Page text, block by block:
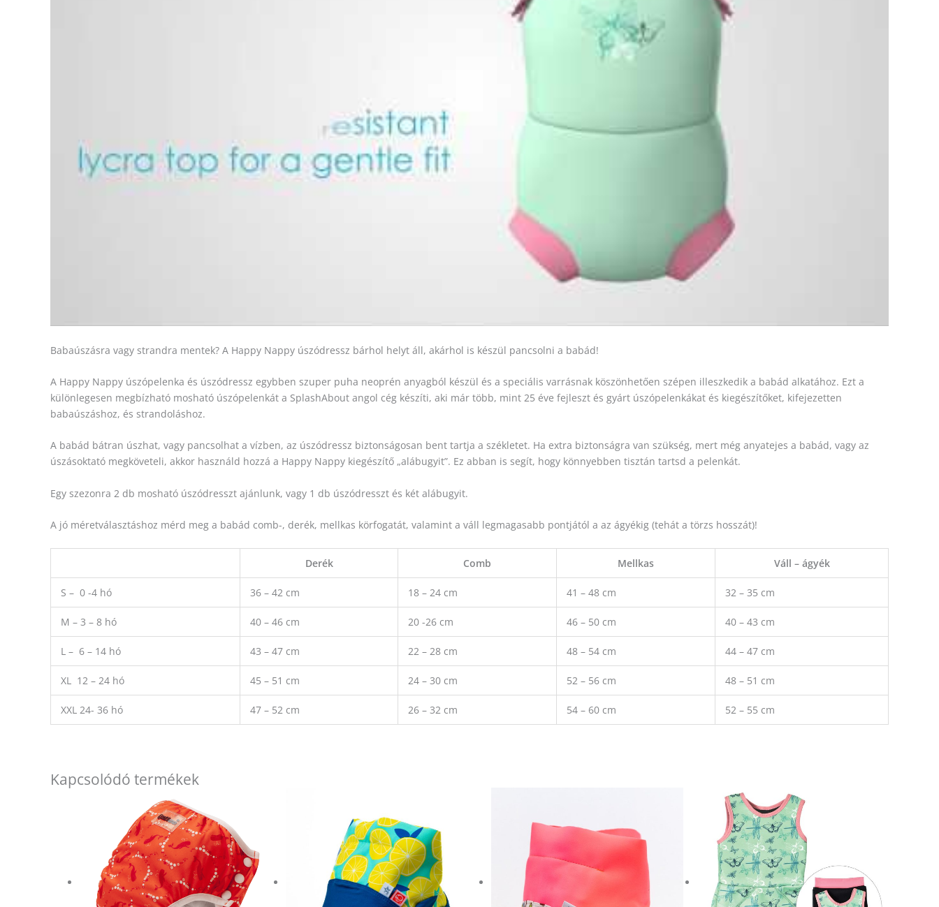
Babaúszásra vagy strandra mentek? A Happy Nappy úszódressz bárhol helyt áll, akárhol is készül pancsolni a babád!
A Happy Nappy úszópelenka és úszódressz egybben szuper puha neoprén anyagból készül és a speciális varrásnak köszönhetően szépen illeszkedik a babád alkatához. Ezt a
különlegesen megbízható mosható úszópelenkát a SplashAbout angol cég készíti, aki már több, mint 25 éve fejleszt és gyárt úszópelenkákat és kiegészítőket, kifejezetten
babaúszáshoz, és strandoláshoz.
A babád bátran úszhat, vagy pancsolhat a vízben, az úszódressz biztonságosan bent tartja a székletet. Ha extra biztonságra van szükség, mert még anyatejes a babád, vagy az
úszásoktató megköveteli, akkor használd hozzá a Happy Nappy kiegészítő „alábugyit”. Ez abban is segít, hogy könnyebben tisztán tartsd a pelenkát.
Egy szezonra 2 db mosható úszódresszt ajánlunk, vagy 1 db úszódresszt és két alábugyit.
A jó méretválasztáshoz mérd meg a babád comb-, derék, mellkas körfogatát, valamint a váll legmagasabb pontjától a az ágyékig (tehát a törzs hosszát)!
Derék Comb Mellkas Váll – ágyék
S – 0 -4 hó 36 – 42 cm 18 – 24 cm 41 – 48 cm 32 – 35 cm
M – 3 – 8 hó 40 – 46 cm 20 -26 cm 46 – 50 cm 40 – 43 cm
L – 6 – 14 hó 43 – 47 cm 22 – 28 cm 48 – 54 cm 44 – 47 cm
XL 12 – 24 hó 45 – 51 cm 24 – 30 cm 52 – 56 cm 48 – 51 cm
XXL 24- 36 hó 47 – 52 cm 26 – 32 cm 54 – 60 cm 52 – 55 cm
Kapcsolódó termékek
a
terméknek
több
variációja
van.
A
terméknek
több
variációja
van.
A
terméknek
több
variációja
van.
van.
A